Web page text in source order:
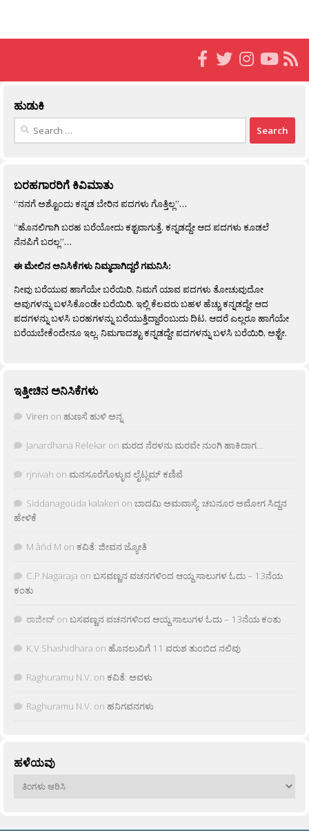
ಹುಡುಕಿ
Search
ಬರಹಗಾರರಿಗೆ ಕಿವಿಮಾತು
“ನನಗೆ ಅಶ್ಟೊಂದು ಕನ್ನಡ ಬೇರಿನ ಪದಗಳು ಗೊತ್ತಿಲ್ಲ”…
“ಹೊನಲಿಗಾಗಿ ಬರಹ ಬರೆಯೋದು ಕಶ್ಟವಾಗುತ್ತೆ. ಕನ್ನಡದ್ದೇ ಆದ ಪದಗಳು ಕೂಡಲೆ
ನೆನಪಿಗೆ ಬರಲ್ಲ”…
ಈ ಮೇಲಿನ ಅನಿಸಿಕೆಗಳು ನಿಮ್ಮದಾಗಿದ್ದರೆ ಗಮನಿಸಿ:
ನೀವು ಬರೆಯುವ ಹಾಗೆಯೇ ಬರೆಯಿರಿ. ನಿಮಗೆ ಯಾವ ಪದಗಳು ತೋಚುವುದೋ
ಅವುಗಳನ್ನು ಬಳಸಿಕೊಂಡೇ ಬರೆಯಿರಿ. ಇಲ್ಲಿ ಕೆಲವರು ಬಹಳ ಹೆಚ್ಚು ಕನ್ನಡದ್ದೇ ಆದ
ಪದಗಳನ್ನು ಬಳಸಿ ಬರಹಗಳನ್ನು ಬರೆಯುತ್ತಿದ್ದಾರೆಂಬುದು ದಿಟ. ಆದರೆ ಎಲ್ಲರೂ ಹಾಗೆಯೇ
ಬರೆಯಬೇಕೆಂದೇನೂ ಇಲ್ಲ. ನಿಮಗಾದಶ್ಟು ಕನ್ನಡದ್ದೇ ಪದಗಳನ್ನು ಬಳಸಿ ಬರೆಯಿರಿ, ಅಶ್ಟೇ.
ಇತ್ತೀಚಿನ ಅನಿಸಿಕೆಗಳು
Viren on ಹುಣಸೆ ಹುಳಿ ಅನ್ನ
Janardhana Relekar on ಮರದ ನೆರಳನು ಮರವೇ ನುಂಗಿ ಹಾಕಿದಾಗ…
rjnivah on ಮನಸೂರೆಗೊಳ್ಳುವ ಲೈಟ್ಲಮ್ ಕಣಿವೆ
Siddanagouda kalakeri on ಬಾದಮಿ ಅಮವಾಸ್ಯೆ: ಚಬನೂರ ಅಮೋಗ ಸಿದ್ದನ
ಹೇಳಿಕೆ
M âñd M on ಕವಿತೆ: ಜೀವನ ಜ್ಯೋತಿ
C.P.Nagaraja on ಬಸವಣ್ಣನ ವಚನಗಳಿಂದ ಆಯ್ದ ಸಾಲುಗಳ ಓದು – 13ನೆಯ
ಕಂತು
ರಾಜೀವ್ on ಬಸವಣ್ಣನ ವಚನಗಳಿಂದ ಆಯ್ದ ಸಾಲುಗಳ ಓದು – 13ನೆಯ ಕಂತು
K.V Shashidhara on ಹೊನಲುವಿಗೆ 11 ವರುಶ ತುಂಬಿದ ನಲಿವು
Raghuramu N.V. on ಕವಿತೆ: ಅವಳು
Raghuramu N.V. on ಹನಿಗವನಗಳು
ಹಳೆಯವು
ಹಳೆಯವು